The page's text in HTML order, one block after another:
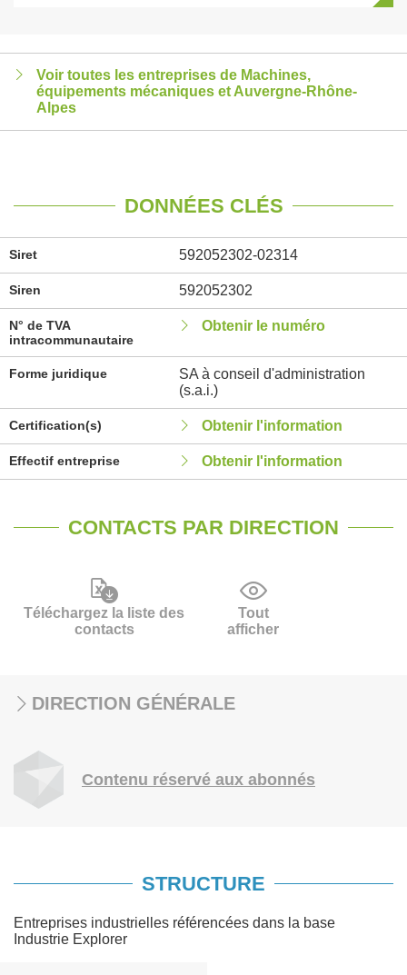
Voir toutes les entreprises de Machines,
équipements mécaniques et Auvergne-Rhône-
Alpes
DONNÉES CLÉS
Siret 592052302-02314
Siren 592052302
N° de TVA
intracommunautaire
Obtenir le numéro
Forme juridique
SA à conseil d'administration
(s.a.i.)
Certification(s) Obtenir l'information
Effectif entreprise Obtenir l'information
CONTACTS PAR DIRECTION
Téléchargez la liste des
contacts
Tout
afficher
DIRECTION GÉNÉRALE
Contenu réservé aux abonnés
STRUCTURE
Entreprises industrielles référencées dans la base
Industrie Explorer